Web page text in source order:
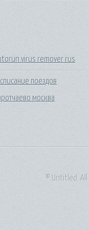
virus remover rus
поездов
москва
© Untitled.